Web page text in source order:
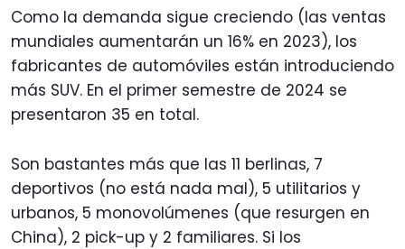
Como la demanda sigue creciendo (las ventas
mundiales aumentarán un 16% en 2023), los
fabricantes de automóviles están introduciendo
más SUV. En el primer semestre de 2024 se
presentaron 35 en total.
Son bastantes más que las 11 berlinas, 7
deportivos (no está nada mal), 5 utilitarios y
urbanos, 5 monovolúmenes (que resurgen en
China), 2 pick-up y 2 familiares. Si los